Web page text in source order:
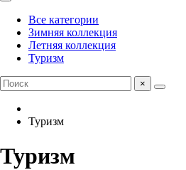
Все категории
Зимняя коллекция
Летняя коллекция
Туризм
×
Туризм
Туризм